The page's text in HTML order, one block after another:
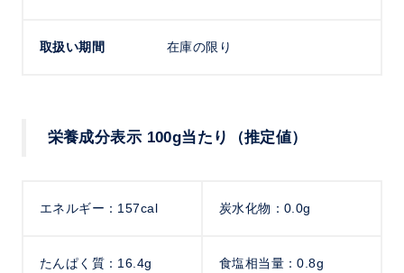
取扱い期間 在庫の限り
栄養成分表示 100g当たり（推定値）
エネルギー：157cal 炭水化物：0.0g
たんぱく質：16.4g 食塩相当量：0.8g